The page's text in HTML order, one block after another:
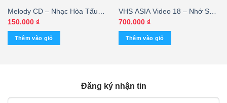
Melody CD – Nhạc Hòa Tấu
Thánh Ca – Chân Tình – cái
150.000 ₫
Thêm vào giỏ
VHS ASIA Video 18 – Nhớ Sài
Gòn
700.000 ₫
Thêm vào giỏ
Đăng ký nhận tin